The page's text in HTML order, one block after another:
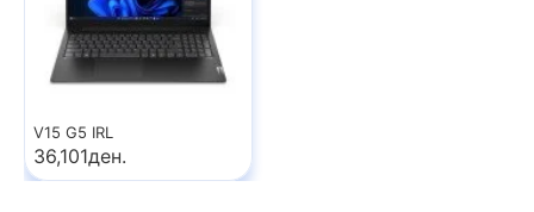
V15 G5 IRL
36,101ден.